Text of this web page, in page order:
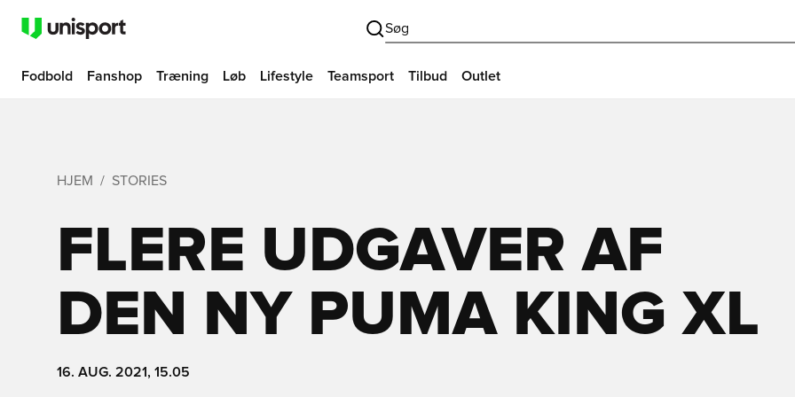
Søg
Fodbold Fanshop Træning Løb Lifestyle Teamsport Tilbud Outlet
HJEM STORIES
FLERE UDGAVER AF
DEN NY PUMA KING XL
16. AUG. 2021, 15.05